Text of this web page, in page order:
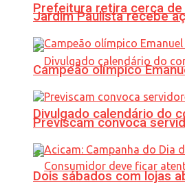
Prefeitura retira cerca
Divulgado calendário do
Jardim Paulista recebe
Campeão olímpico
Previscam convoca
Dois sábados com lojas